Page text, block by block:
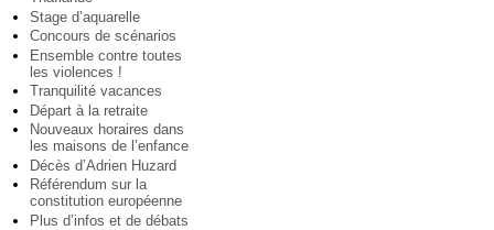
Stage d’aquarelle
Concours de scénarios
Ensemble contre toutes
les violences !
Tranquilité vacances
Départ à la retraite
Nouveaux horaires dans
les maisons de l’enfance
Décès d’Adrien Huzard
Référendum sur la
constitution européenne
Plus d’infos et de débats